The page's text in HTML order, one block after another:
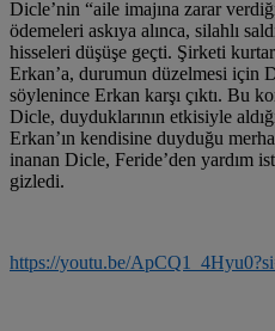
Dicle’nin “aile imajına zarar
ödemeleri askıya alınca, silahlı
hisseleri düşüşe geçti. Şirketi
Erkan’a, durumun düzelmesi için
söylenince Erkan karşı çıktı. Bu
Dicle, duyduklarının etkisiyle
Erkan’ın kendisine duyduğu
inanan Dicle, Feride’den yardım
gizledi.
https://youtu.be/